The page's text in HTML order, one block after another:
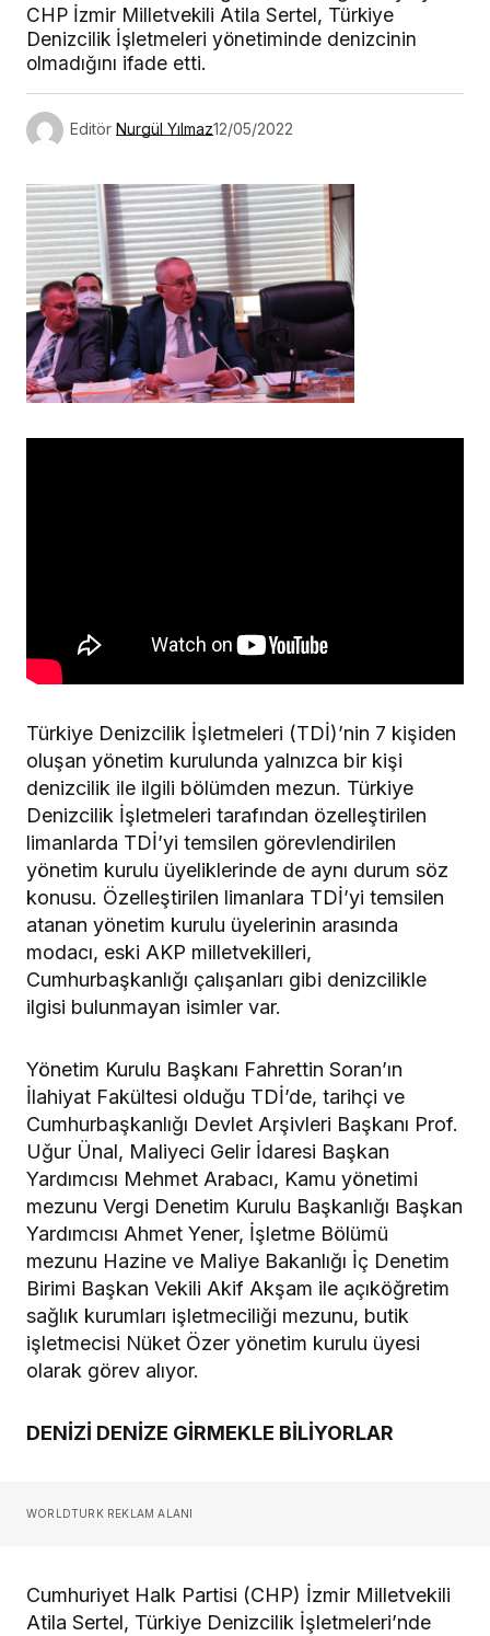
CHP İzmir Milletvekili Atila Sertel, Türkiye
Denizcilik İşletmeleri yönetiminde denizcinin
olmadığını ifade etti.
Editör Nurgül Yılmaz12/05/2022
Türkiye Denizcilik İşletmeleri (TDİ)’nin 7 kişiden
oluşan yönetim kurulunda yalnızca bir kişi
denizcilik ile ilgili bölümden mezun. Türkiye
Denizcilik İşletmeleri tarafından özelleştirilen
limanlarda TDİ’yi temsilen görevlendirilen
yönetim kurulu üyeliklerinde de aynı durum söz
konusu. Özelleştirilen limanlara TDİ’yi temsilen
atanan yönetim kurulu üyelerinin arasında
modacı, eski AKP milletvekilleri,
Cumhurbaşkanlığı çalışanları gibi denizcilikle
ilgisi bulunmayan isimler var.
Yönetim Kurulu Başkanı Fahrettin Soran’ın
İlahiyat Fakültesi olduğu TDİ’de, tarihçi ve
Cumhurbaşkanlığı Devlet Arşivleri Başkanı Prof.
Uğur Ünal, Maliyeci Gelir İdaresi Başkan
Yardımcısı Mehmet Arabacı, Kamu yönetimi
mezunu Vergi Denetim Kurulu Başkanlığı Başkan
Yardımcısı Ahmet Yener, İşletme Bölümü
mezunu Hazine ve Maliye Bakanlığı İç Denetim
Birimi Başkan Vekili Akif Akşam ile açıköğretim
sağlık kurumları işletmeciliği mezunu, butik
işletmecisi Nüket Özer yönetim kurulu üyesi
olarak görev alıyor.
DENİZİ DENİZE GİRMEKLE BİLİYORLAR
WORLDTURK REKLAM ALANI
Cumhuriyet Halk Partisi (CHP) İzmir Milletvekili
Atila Sertel, Türkiye Denizcilik İşletmeleri’nde